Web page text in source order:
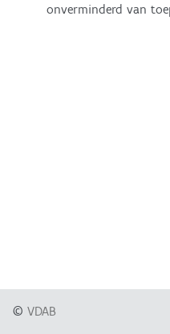
onverminderd van
© VDAB